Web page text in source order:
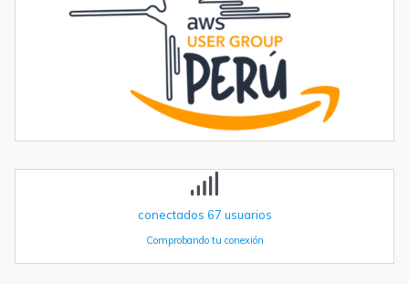
Tendencias transformadoras en robótica industrial para 2026 y
La robótica industrial ya no crece de forma constante — está
acelerando. Las instalaciones globales de robots industriales
superaron las 590.000 unidades en 2023 y se proyecta que
conectados 67 usuarios
Comprobando tu conexión